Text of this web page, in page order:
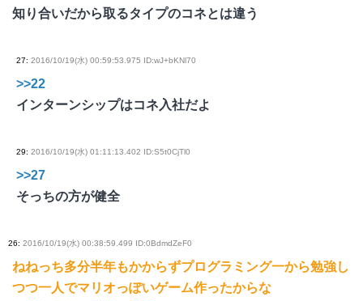
知り合いだから取るタイプのコネとは違う
27: 2016/10/19(水) 00:59:53.975 ID:wJ+bKNl70
>>22
インターンシップはコネ入社だよ
29: 2016/10/19(水) 01:11:13.402 ID:S5t0CjTl0
>>27
そっちの方が健全
26: 2016/10/19(水) 00:38:59.499 ID:0BdmdZeF0
ねねっち多分半年もかからずプログラミング一から勉強し
つつ一人でマリオっぽいゲーム作ったからな